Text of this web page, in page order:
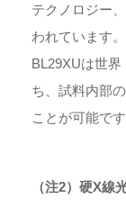
テクノロジー
われています
BL29XUは世
ち、試料内部
ことが可能です
（注2）硬X線